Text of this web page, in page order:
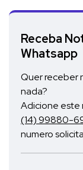
Receba
Whatsapp
Quer receber
nada?
Adicione este
(14) 99880-
numero